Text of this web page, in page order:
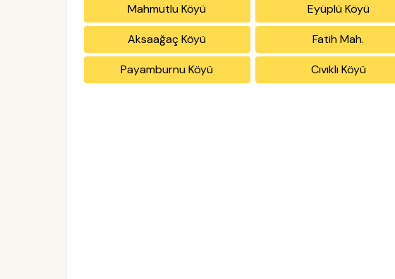
Mahmutlu Köyü Eyüplü Köyü
Aksaağaç Köyü Fatih Mah.
Payamburnu Köyü Cıvıklı Köyü